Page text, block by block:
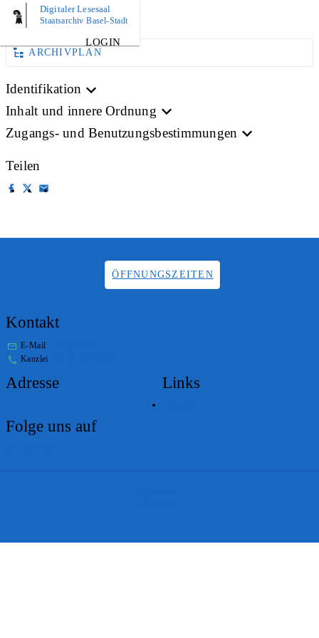
Digitaler Lesesaal
Staatsarchiv Basel-Stadt
LOGIN
AKTE
ARCHIVPLAN
Identifikation
Inhalt und innere Ordnung
Zugangs- und Benutzungsbestimmungen
Teilen
ÖFFNUNGSZEITEN
Kontakt
E-Mail
Kanzlei
Adresse Links
Folge uns auf